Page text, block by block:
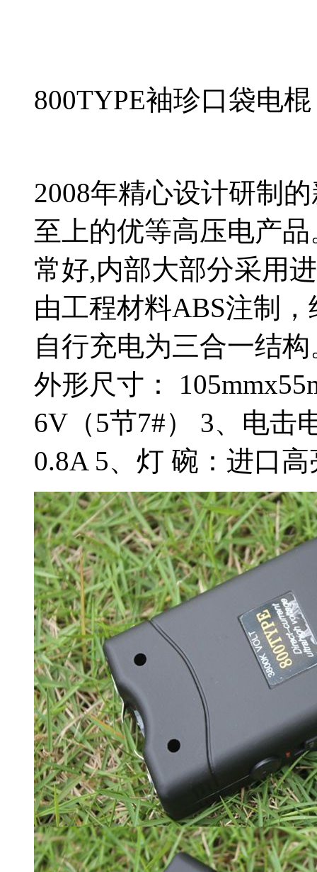
800TYPE袖珍口袋电棍
2008年精心设计研制
至上的优等高压电产
常好,内部大部分采用
由工程材料ABS注制
自行充电为三合一结
外形尺寸：
6V（5节7#） 3、电击
0.8A 5、灯 碗：进口